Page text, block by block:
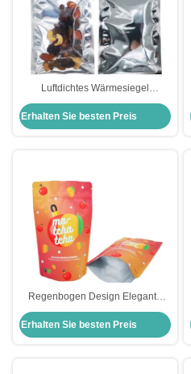
Luftdichtes Wärmesiegel
Aluminium Stehbeutel Mylarfolie
für die Speicherung von
Lebensmitteln mit Reißverschluss
Erhalten Sie besten Preis
Regenbogen Design Elegante
Matte Folie Liner Plastik Stand Up
Taschen kundenspezifisch mit
Reißverschluss für Matcha Mango
Erhalten Sie besten Preis